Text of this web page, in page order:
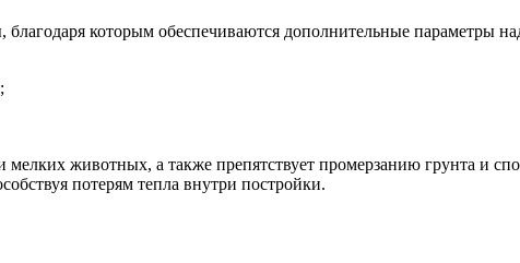
которым обеспечиваются дополнительные параметры
животных, а также препятствует промерзанию грунта и
потерям тепла внутри постройки.